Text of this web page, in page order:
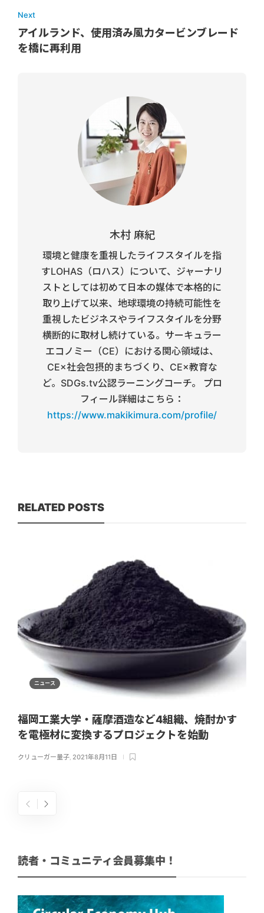
Next
アイルランド、使用済み風力タービンブレード
を橋に再利用
木村 麻紀
環境と健康を重視したライフスタイルを指
すLOHAS（ロハス）について、ジャーナリ
ストとしては初めて日本の媒体で本格的に
取り上げて以来、地球環境の持続可能性を
重視したビジネスやライフスタイルを分野
横断的に取材し続けている。サーキュラー
エコノミー（CE）における関心領域は、
CE×社会包摂的まちづくり、CE×教育な
ど。SDGs.tv公認ラーニングコーチ。 プロ
フィール詳細はこちら：
https://www.makikimura.com/profile/
RELATED POSTS
ニュース
福岡工業大学・薩摩酒造など4組織、焼酎かす
を電極材に変換するプロジェクトを始動
クリューガー量子, 2021年8月11日
読者・コミュニティ会員募集中！